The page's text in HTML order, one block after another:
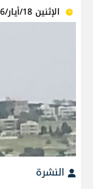
الإثنين 18/أيار/2026 - 01:27 م
النشرة